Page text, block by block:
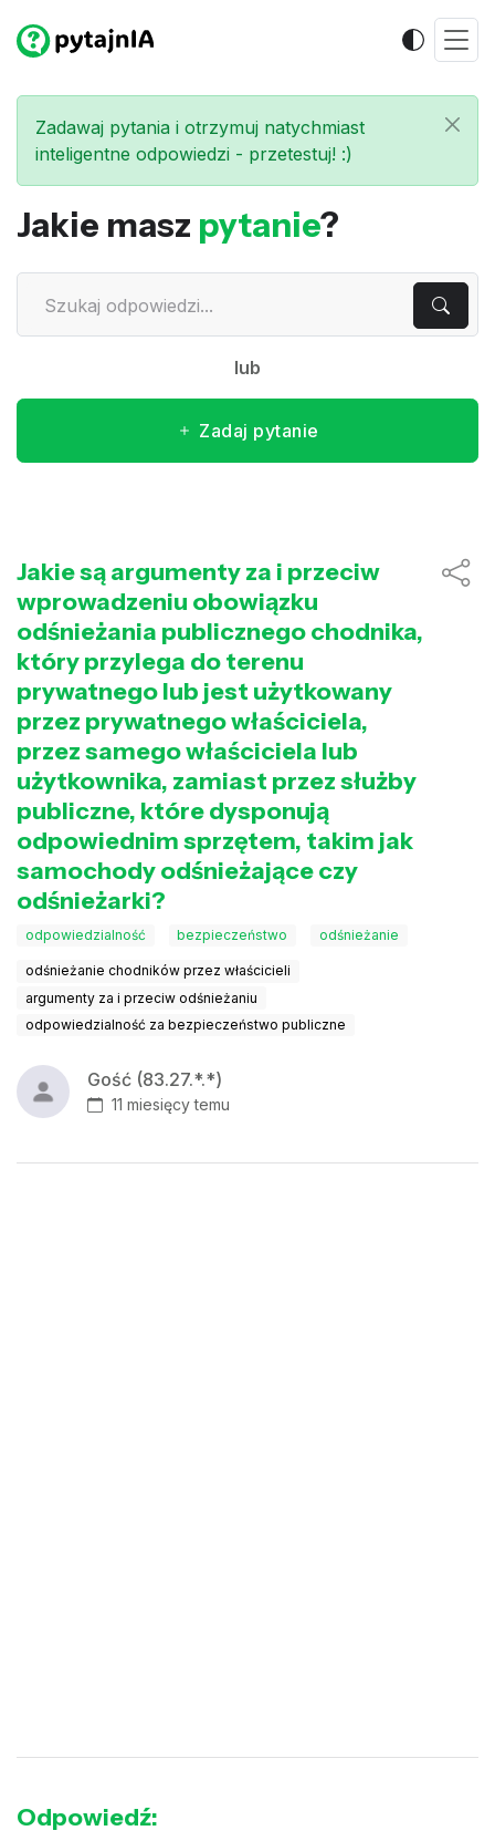
Zadawaj pytania i otrzymuj natychmiast
inteligentne odpowiedzi - przetestuj! :)
Jakie masz pytanie?
lub
Zadaj pytanie
Jakie są argumenty za i przeciw
wprowadzeniu obowiązku
odśnieżania publicznego chodnika,
który przylega do terenu
prywatnego lub jest użytkowany
przez prywatnego właściciela,
przez samego właściciela lub
użytkownika, zamiast przez służby
publiczne, które dysponują
odpowiednim sprzętem, takim jak
samochody odśnieżające czy
odśnieżarki?
odpowiedzialność bezpieczeństwo odśnieżanie
odśnieżanie chodników przez właścicieli
argumenty za i przeciw odśnieżaniu
odpowiedzialność za bezpieczeństwo publiczne
Gość (83.27.*.*)
11 miesięcy temu
Odpowiedź: